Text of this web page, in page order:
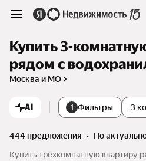
Купить 3-
рядом с
Москва и МО
AI 1 Фильтры 3
444 предложения •
по
Купить трехкомнатную квартиру